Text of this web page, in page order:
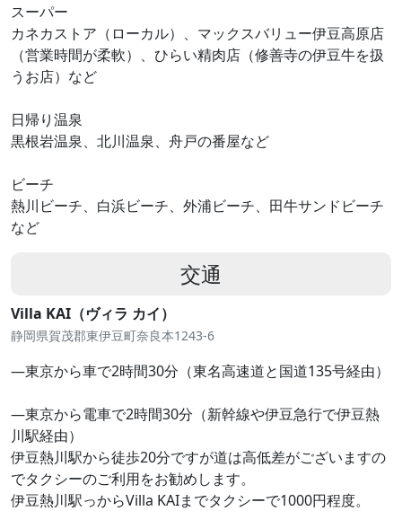
スーパー
カネカストア（ローカル）、マックスバリュー伊豆高原店
（営業時間が柔軟）、ひらい精肉店（修善寺の伊豆牛を扱
うお店）など
日帰り温泉
黒根岩温泉、北川温泉、舟戸の番屋など
ビーチ
熱川ビーチ、白浜ビーチ、外浦ビーチ、田牛サンドビーチ
など
交通
Villa KAI（ヴィラ カイ）
静岡県賀茂郡東伊豆町奈良本1243-6
―東京から車で2時間30分（東名高速道と国道135号経由）
―東京から電車で2時間30分（新幹線や伊豆急行で伊豆熱
川駅経由）
伊豆熱川駅から徒歩20分ですが道は高低差がございますの
でタクシーのご利用をお勧めします。
伊豆熱川駅っからVilla KAIまでタクシーで1000円程度。